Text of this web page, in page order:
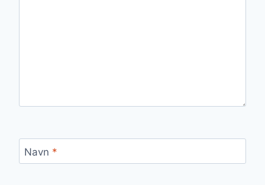
Navn *